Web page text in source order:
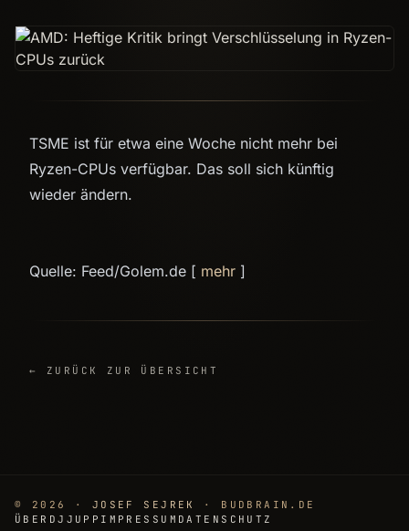
TSME ist für etwa eine Woche nicht mehr bei
Ryzen-CPUs verfügbar. Das soll sich künftig
wieder ändern.
Quelle: Feed/Golem.de [ mehr ]
← ZURÜCK ZUR ÜBERSICHT
© 2026 · JOSEF SEJREK
· BUDBRAIN.DE
ÜBER DJJUPP IMPRESSUM DATENSCHUTZ